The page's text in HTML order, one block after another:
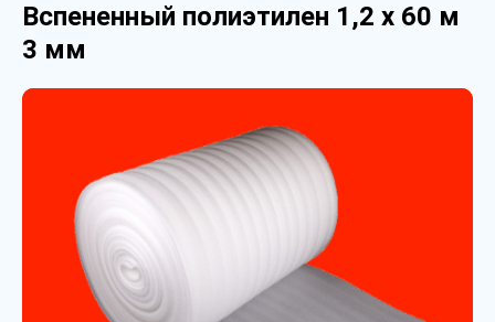
Вспененный полиэтилен 1,2 х 60 м
3 мм